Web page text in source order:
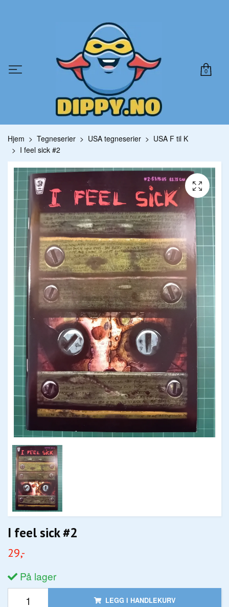
0
Hjem Tegneserier USA tegneserier
USA F til K
I feel sick #2
I feel sick #2
29,-
På lager
LEGG I HANDLEKURV